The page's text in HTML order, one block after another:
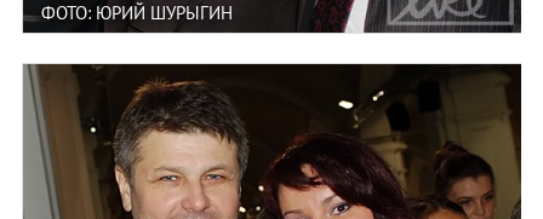
ФОТО: ЮРИЙ ШУРЫГИН